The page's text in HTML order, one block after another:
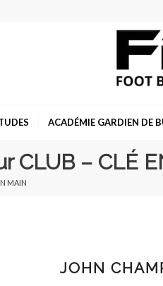
ACADÉMIE GARDIEN DE
CLUB – CLÉ
MAIN
JOHN